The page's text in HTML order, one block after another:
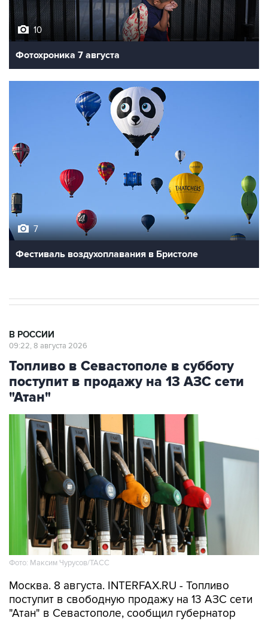
10
Фотохроника 7 августа
7
Фестиваль воздухоплавания в Бристоле
В РОССИИ
09:22, 8 августа 2026
Топливо в Севастополе в субботу
поступит в продажу на 13 АЗС сети
"Атан"
Фото: Максим Чурусов/ТАСС
Москва. 8 августа. INTERFAX.RU - Топливо
поступит в свободную продажу на 13 АЗС сети
"Атан" в Севастополе, сообщил губернатор